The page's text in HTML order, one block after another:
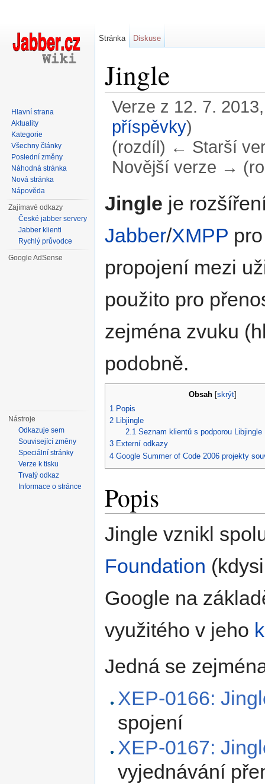
Jingle
Verze z 12. 7.
příspěvky)
(rozdíl) ← Starší
Novější verze →
Jingle je
Jabber/XMPP
propojení mezi
použito pro
zejména zvuku
podobně.
Obsah[skrýt]
1 Popis
2
Libjingle
2.1 Seznam klientů s podporou Libjingle
3 Externí odkazy
4 Google Summer of Code 2006 projekty
Popis
Jingle vznikl
Foundation
Google na
využitého v jeho
Jedná se
XEP-0166:
spojení
XEP-0167:
vyjednávání
Stránka Diskuse
Hlavní strana
Aktuality
Kategorie
Všechny články
Poslední změny
Náhodná stránka
Nová stránka
Nápověda
Zajímavé odkazy
České jabber servery
Jabber klienti
Rychlý průvodce
Google AdSense
Nástroje
Odkazuje sem
Související změny
Speciální stránky
Verze k tisku
Trvalý odkaz
Informace o stránce